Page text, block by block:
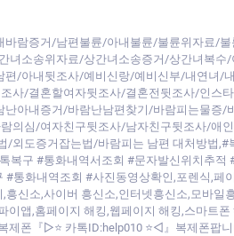
람증거/남편불륜/아내불륜/불륜위자료/
소송위자료/상간녀소송증거/상간녀복
/아내뒷조사/예비신랑/예비신부/내연녀
사/결혼할여자뒷조사/결혼전뒷조사/인스
아내증거/바람난남편찾기/바람피는물
의심/여자친구뒷조사/남자친구뒷조사/애
외도증거잡는법/바람피는 남편 대처방법
복구 #통화내역서조회 #문자발신위치추
통화내역조회 #사진동영상확인,포렌식,페
신소,사이버 흥신소,인터넷흥신소,모바
앱,홈페이지 해킹,웹페이지 해킹,스마트
제폰『▷⭐ 카톡ID:help010 ⭐◁』복제폰